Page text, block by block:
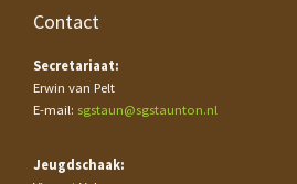
Contact
Secretariaat:
Erwin van Pelt
E-mail: sgstaun@sgstaunton.nl
Jeugdschaak: